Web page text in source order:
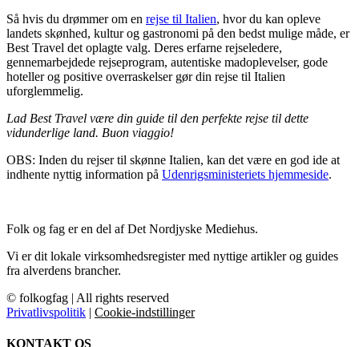
Så hvis du drømmer om en rejse til Italien, hvor du kan opleve
landets skønhed, kultur og gastronomi på den bedst mulige måde, er
Best Travel det oplagte valg. Deres erfarne rejseledere,
gennemarbejdede rejseprogram, autentiske madoplevelser, gode
hoteller og positive overraskelser gør din rejse til Italien
uforglemmelig.
Lad Best Travel være din guide til den perfekte rejse til dette
vidunderlige land. Buon viaggio!
OBS: Inden du rejser til skønne Italien, kan det være en god ide at
indhente nyttig information på Udenrigsministeriets hjemmeside.
Folk og fag er en del af Det Nordjyske Mediehus.
Vi er dit lokale virksomhedsregister med nyttige artikler og guides
fra alverdens brancher.
© folkogfag | All rights reserved
Privatlivspolitik | Cookie-indstillinger
KONTAKT OS